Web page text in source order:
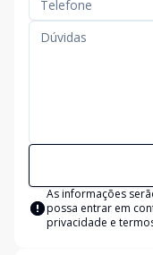
As informações
possa entrar em
privacidade e